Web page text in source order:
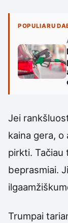
POPULIARU
Jei
kaina gera, o
pirkti. Tačiau
beprasmiai.
Trumpai